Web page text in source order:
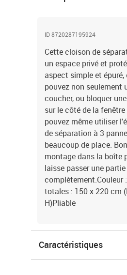
ID 8720287195924
Cette cloison de
un espace privé et
aspect simple et
pouvez non seulement
coucher, ou bloquer
sur le côté de la
pouvez même utiliser
de séparation à 3
beaucoup de place.
montage dans la boîte
laisse passer une
complètement.Couleur
totales : 150 x 220 cm
H)Pliable
Caractéristiques